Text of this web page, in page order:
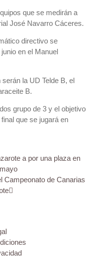
que se medirán a
José Navarro Cáceres.
directivo se
en el Manuel
la UD Telde B, el
B.
grupo de 3 y el objetivo
que se jugará en
a por una plaza en
Campeonato de Canarias